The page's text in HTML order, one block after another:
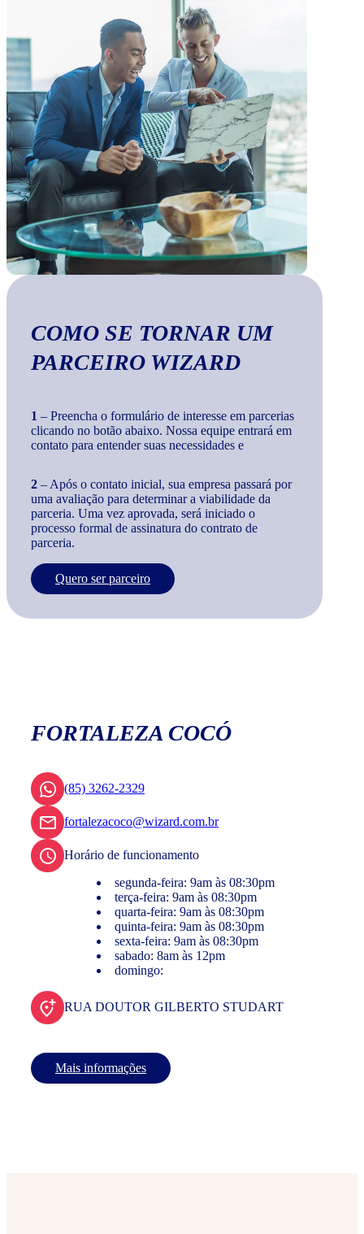
COMO SE TORNAR UM
PARCEIRO WIZARD
1 – Preencha o formulário de interesse em parcerias
clicando no botão abaixo. Nossa equipe entrará em
contato para entender suas necessidades e
2 – Após o contato inicial, sua empresa passará por
uma avaliação para determinar a viabilidade da
parceria. Uma vez aprovada, será iniciado o
processo formal de assinatura do contrato de
parceria.
Quero ser parceiro
FORTALEZA COCÓ
(85) 3262-2329
fortalezacoco@wizard.com.br
Horário de funcionamento
segunda-feira: 9am às 08:30pm
terça-feira: 9am às 08:30pm
quarta-feira: 9am às 08:30pm
quinta-feira: 9am às 08:30pm
sexta-feira: 9am às 08:30pm
sabado: 8am às 12pm
domingo:
RUA DOUTOR GILBERTO STUDART
Mais informações